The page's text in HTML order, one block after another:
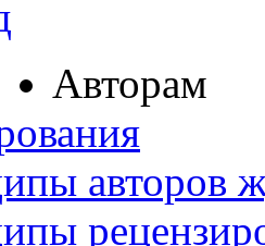
Авторам
авторов